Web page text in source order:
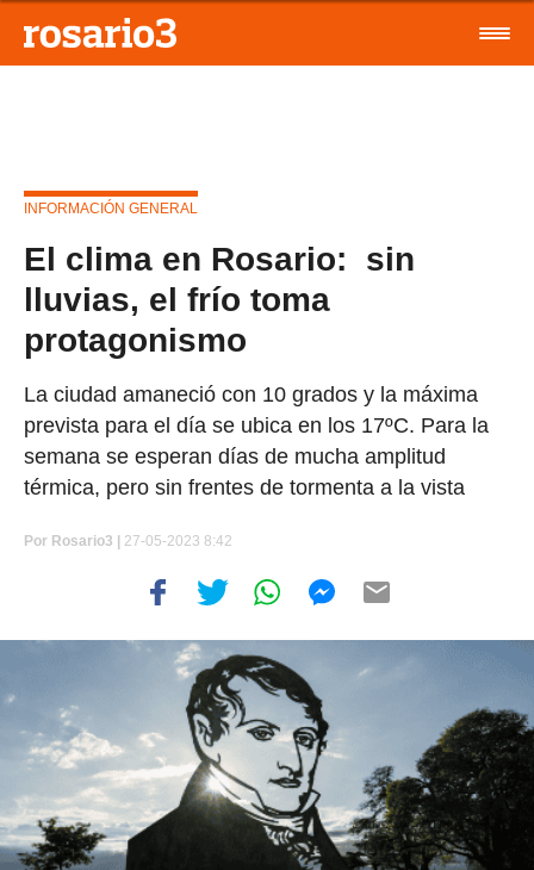
INFORMACIÓN GENERAL
El clima en Rosario: sin
lluvias, el frío toma
protagonismo
La ciudad amaneció con 10 grados y la máxima
prevista para el día se ubica en los 17ºC. Para la
semana se esperan días de mucha amplitud
térmica, pero sin frentes de tormenta a la vista
Por Rosario3 | 27-05-2023 8:42